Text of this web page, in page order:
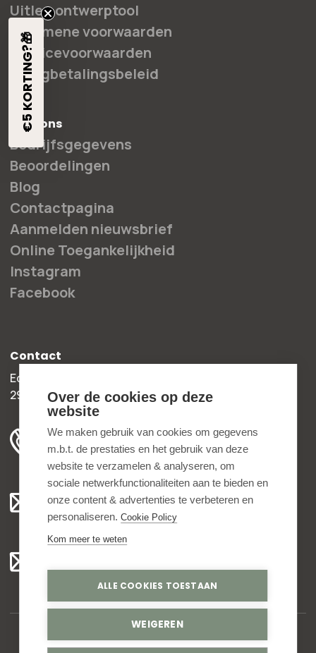
Uitleg ontwerptool
Algemene voorwaarden
Servicevoorwaarden
Terugbetalingsbeleid
Over ons
Bedrijfsgegevens
Beoordelingen
Blog
Contactpagina
Aanmelden nieuwsbrief
Online Toegankelijkheid
Instagram
Facebook
Contact
Edisonweg 30b
2952 AD Alblasserdam
+31 78 204 90 50
ma t/m vr 8.00 - 16.30 uur
Algemeen:
info@bedankjes.nl
klantenservice@bedankjes.nl
© Copyright 2026,Bedankjes.nl. All rights reserved
€5 KORTING?🎁
Over de cookies op deze
website
We maken gebruik van cookies om gegevens
m.b.t. de prestaties en het gebruik van deze
website te verzamelen & analyseren, om
sociale netwerkfunctionaliteiten aan te bieden en
onze content & advertenties te verbeteren en
personaliseren.Cookie Policy
Kom meer te weten
ALLE COOKIES TOESTAAN
WEIGEREN